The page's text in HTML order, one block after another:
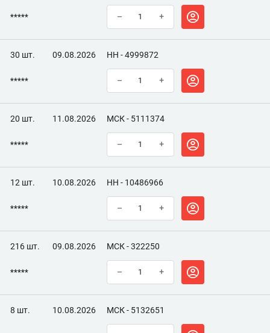
***** – +
30 шт. 09.08.2026 НН - 4999872
***** – +
20 шт. 11.08.2026 МСК - 5111374
***** – +
12 шт. 10.08.2026 НН - 10486966
***** – +
216 шт. 09.08.2026 МСК - 322250
***** – +
8 шт. 10.08.2026 МСК - 5132651